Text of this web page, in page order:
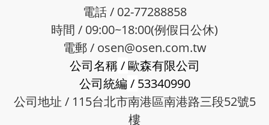
電話 / 02-77288858
時間 / 09:00~18:00(例假日公休)
電郵 / osen@osen.com.tw
公司名稱/歐森有限公司
公司統編 / 53340990
公司地址 / 115台北市南港區南港路三段52號5
樓